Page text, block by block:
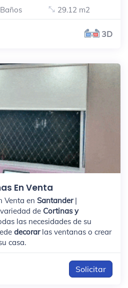
29.12 m2
3D
En Venta
Venta en Santander|
de Cortinas y
las necesidades de su
decorarlas ventanas o crear
casa.
Solicitar